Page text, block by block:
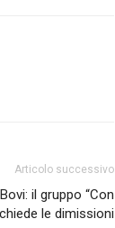
Articolo successivo
il gruppo “Con
le dimissioni